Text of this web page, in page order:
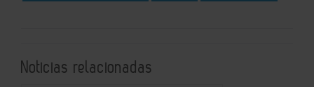
Noticias relacionadas